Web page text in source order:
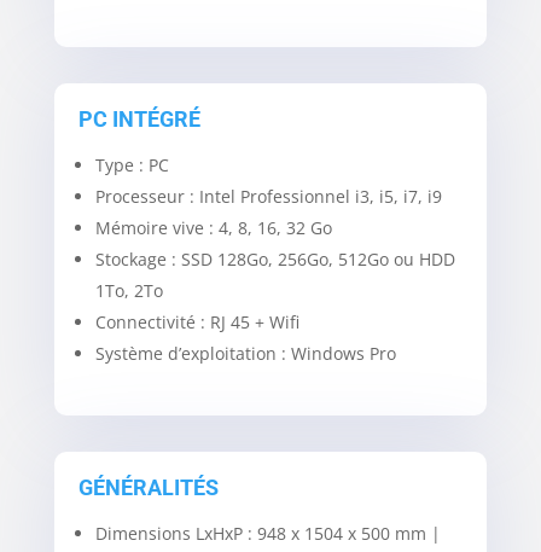
PC INTÉGRÉ
Type : PC
Processeur : Intel Professionnel i3, i5, i7, i9
Mémoire vive : 4, 8, 16, 32 Go
Stockage : SSD 128Go, 256Go, 512Go ou HDD
1To, 2To
Connectivité : RJ 45 + Wifi
Système d’exploitation : Windows Pro
GÉNÉRALITÉS
Dimensions LxHxP : 948 x 1504 x 500 mm |